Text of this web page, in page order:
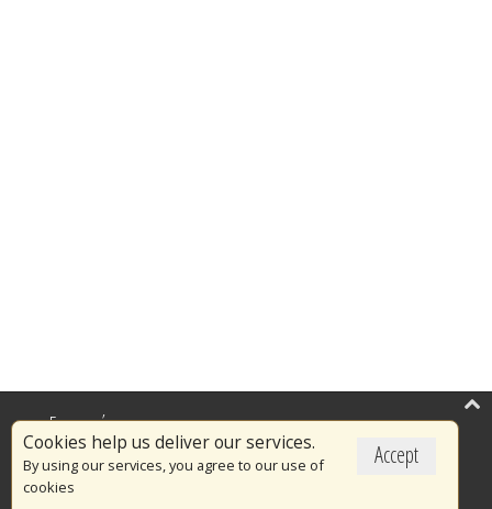
Accept
Cookies help us deliver our services.
By using our services, you agree to our use of
cookies
Επικαιρότητα
Το Πυροσβεστικό Σώμα